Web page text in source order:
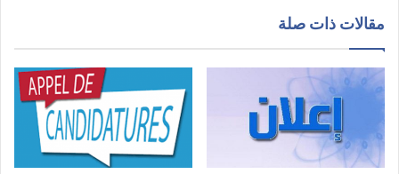
مقالات ذات صلة